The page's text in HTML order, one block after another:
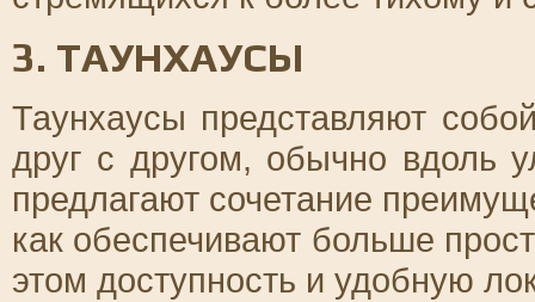
3. ТАУНХАУСЫ
Таунхаусы представляют
друг с другом, обычно вдоль
предлагают сочетание
как обеспечивают больше
этом доступность и удобную